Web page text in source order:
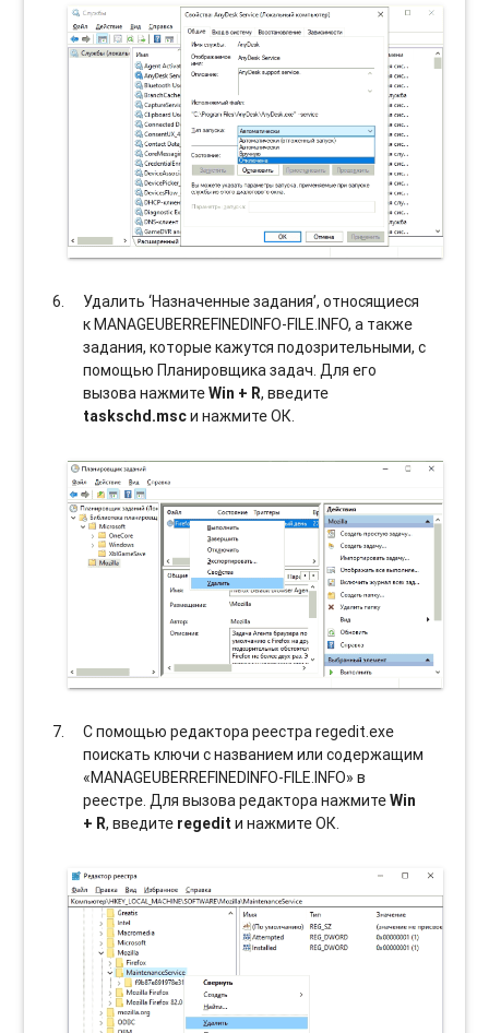
Удалить ‘Назначенные задания’, относящиеся
к MANAGEUBERREFINEDINFO-FILE.INFO, а также
задания, которые кажутся подозрительными, с
помощью Планировщика задач. Для его
вызова нажмитеWin + R, введите
taskschd.mscи нажмите ОК.
С помощью редактора реестра regedit.exe
поискать ключи с названием или содержащим
«MANAGEUBERREFINEDINFO-FILE.INFO» в
реестре. Для вызова редактора нажмитеWin
+ R, введите regedit и нажмите ОК.